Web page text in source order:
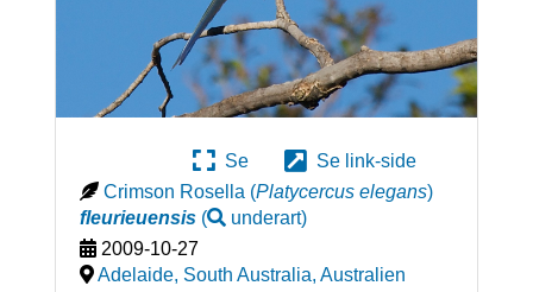
Se
Se link-side
Crimson Rosella (Platycercus elegans)
fleurieuensis( underart)
2009-10-27
Adelaide, South Australia, Australien